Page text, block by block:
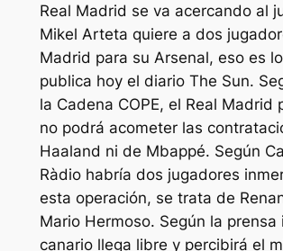
Real Madrid se va acercando al
Mikel Arteta quiere a dos
Madrid para su Arsenal, eso es
publica hoy el diario The Sun.
la Cadena COPE, el Real Madrid
no podrá acometer las
Haaland ni de Mbappé. Según
Ràdio habría dos jugadores
esta operación, se trata de
Mario Hermoso. Según la prensa
canario llega libre y percibirá el